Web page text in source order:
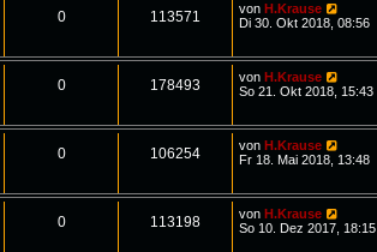
0 113571 vonH.Krause
Di 30. Okt 2018, 08:56
0 178493 vonH.Krause
So 21. Okt 2018, 15:43
0 106254 vonH.Krause
Fr 18. Mai 2018, 13:48
0 113198 vonH.Krause
So 10. Dez 2017, 18:15